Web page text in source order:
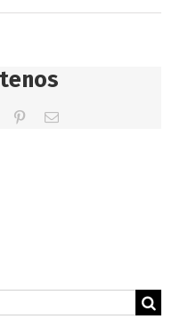
WhatsApp
PinterestCorreo